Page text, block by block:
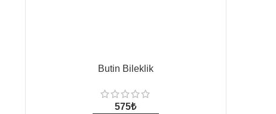
Butin Bileklik
575₺